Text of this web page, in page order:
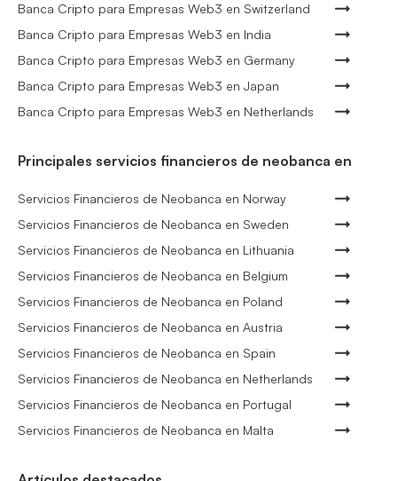
Banca Cripto para Empresas Web3 en Switzerland
Banca Cripto para Empresas Web3 en India
Banca Cripto para Empresas Web3 en Germany
Banca Cripto para Empresas Web3 en Japan
Banca Cripto para Empresas Web3 en Netherlands
Principales servicios financieros de neobanca en
Servicios Financieros de Neobanca en Norway
Servicios Financieros de Neobanca en Sweden
Servicios Financieros de Neobanca en Lithuania
Servicios Financieros de Neobanca en Belgium
Servicios Financieros de Neobanca en Poland
Servicios Financieros de Neobanca en Austria
Servicios Financieros de Neobanca en Spain
Servicios Financieros de Neobanca en Netherlands
Servicios Financieros de Neobanca en Portugal
Servicios Financieros de Neobanca en Malta